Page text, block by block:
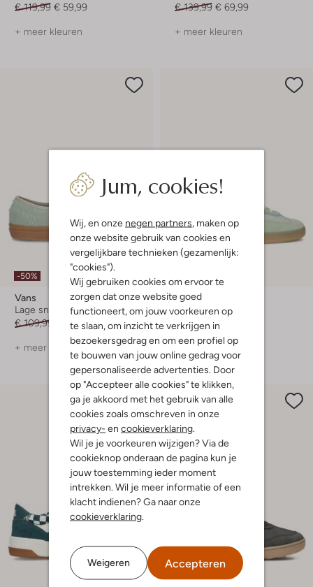
Jum, cookies!
Wij, en onze negen partners , maken op
onze website gebruik van cookies en
vergelijkbare technieken (gezamenlijk:
"cookies").
Wij gebruiken cookies om ervoor te
zorgen dat onze website goed
functioneert, om jouw voorkeuren op
te slaan, om inzicht te verkrijgen in
bezoekersgedrag en om een profiel op
te bouwen van jouw online gedrag voor
gepersonaliseerde advertenties. Door
op "Accepteer alle cookies" te klikken,
ga je akkoord met het gebruik van alle
cookies zoals omschreven in onze
privacy- en cookieverklaring
Wil je je voorkeuren wijzigen? Via de
cookieknop onderaan de pagina kun je
jouw toestemming ieder moment
intrekken. Wil je meer informatie of een
klacht indienen? Ga naar onze
cookieverklaring
Weigeren Accepteren
€ 119,99 € 59,99
+ meer kleuren
€ 139,99 € 69,99
+ meer kleuren
-50%
Vans
Lage sneakers
€ 109,99
€ 54,99
+ meer kleuren
The Hoff Brand
Lage sneakers
€ 139,99 € 69,99
+ meer kleuren